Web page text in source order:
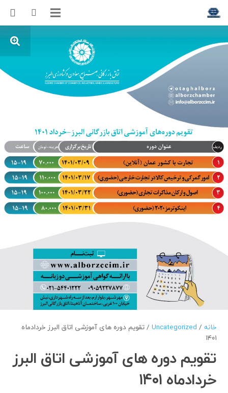
خانه /
Uncategorized / تقویم دوره های آموزشی اتاق البرز خردادماه
۱۴۰۱
تقویم دوره های آموزشی اتاق البرز
خردادماه ۱۴۰۱